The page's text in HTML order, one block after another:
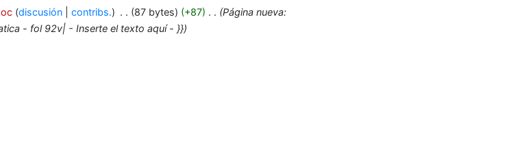
discusión contribs. 87 bytes +87
Página nueva:
- fol 92v| - Inserte el texto aquí - }}